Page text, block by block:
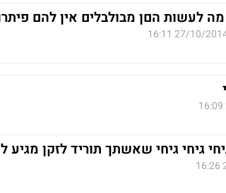
לעשות הםן מבולבלים אין להם
27/10/2014
גיחי גיחי שאשתך תוריד לזקן מגיע